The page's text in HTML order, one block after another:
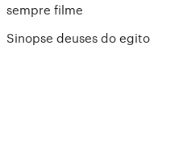
sempre filme
Sinopse deuses do egito